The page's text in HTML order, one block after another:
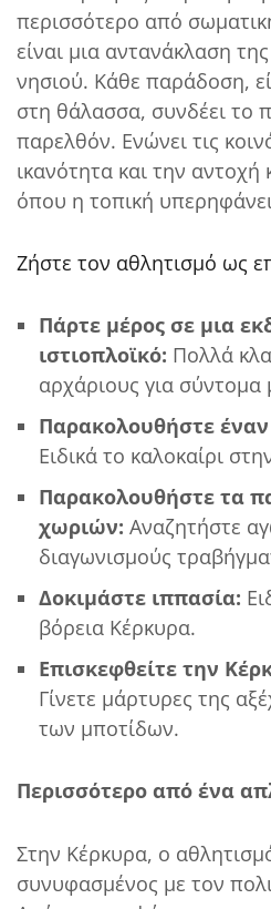
περισσότερο από
είναι μια αντανάκλαση
νησιού. Κάθε παράδοση,
στη θάλασσα, συνδέει το
παρελθόν. Ενώνει τις
ικανότητα και την αντοχή
όπου η τοπική
Ζήστε τον αθλητισμό ως
Πάρτε μέρος σε μια
ιστιοπλοϊκό: Πολλά
αρχάριους για
Παρακολουθήστε
Ειδικά το καλοκαίρι
Παρακολουθήστε τα
χωριών: Αναζητήστε
διαγωνισμούς
Δοκιμάστε ιππασία:
βόρεια Κέρκυρα.
Επισκεφθείτε την
Γίνετε μάρτυρες της
των μποτίδων.
Περισσότερο από ένα
Στην Κέρκυρα, ο
συνυφασμένος με τον